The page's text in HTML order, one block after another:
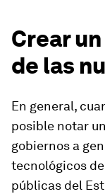
Crear
de las
En general,
posible notar
gobiernos a
tecnológicos
públicas del